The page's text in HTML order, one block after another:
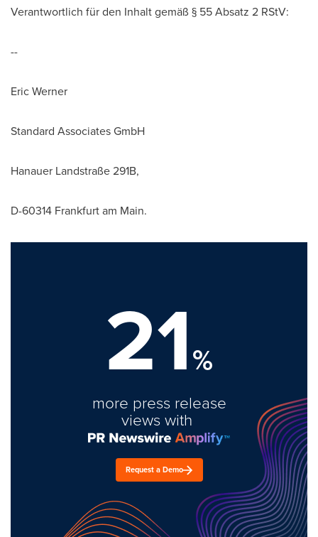
Verantwortlich für den Inhalt gemäß § 55 Absatz 2 RStV:
--
Eric Werner
Standard Associates GmbH
Hanauer Landstraße 291B,
D-60314 Frankfurtam Main.
21%
more press release
views with
Request a Demo